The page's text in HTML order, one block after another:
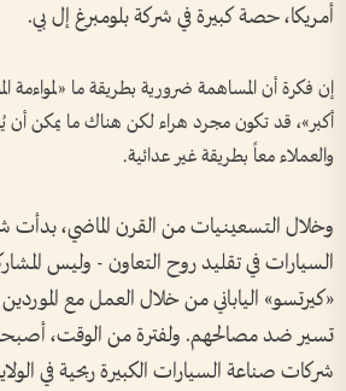
أمريكا، حصة كبيرة في شركة بلومبرغ إل بي.
إن فكرة أن المساهمة ضرورية بطريقة ما «لمواءمة
أكبر»، قد تكون مجرد هراء لكن هناك ما يمكن أن
والعملاء معاً بطريقة غير عدائية.
وخلال التسعينيات من القرن الماضي، بدأت
السيارات في تقليد روح التعاون - وليس
«كيرتسو» الياباني من خلال العمل مع
تسير ضد مصالحهم. ولفترة من الوقت،
شركات صناعة السيارات الكبيرة ربحية في